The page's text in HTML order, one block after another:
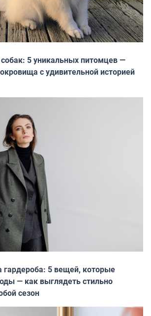
5 уникальных питомцев —
с удивительной историей
гардероба: 5 вещей, которые
— как выглядеть стильно
сезон